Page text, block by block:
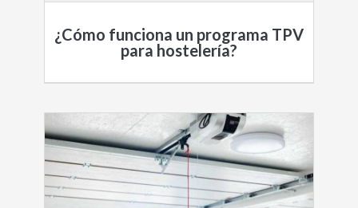
¿Cómo funciona un programa TPV
para hostelería?